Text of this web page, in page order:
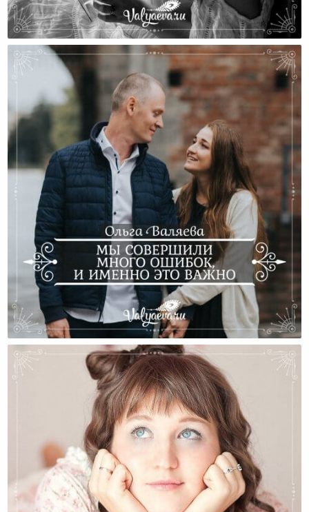
Роды Начинаются В Голове
Мы Совершили Много Ошибок, И Именно Это Важно